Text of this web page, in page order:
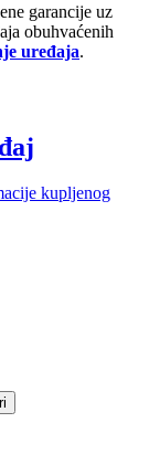
garancije uz
obuhvaćenih
uređaja.
kupljenog